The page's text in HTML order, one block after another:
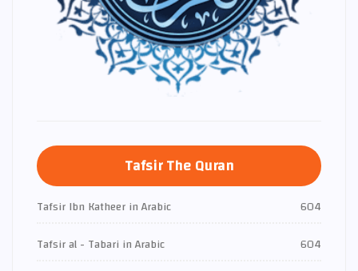
Tafsir The Quran
Tafsir Ibn Katheer in Arabic
604
Tafsir al - Tabari in Arabic
604